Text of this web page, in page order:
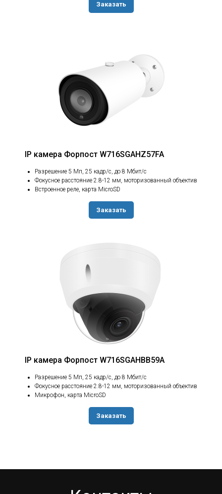
Заказать
IP камера Форпост W716SGAHZ57FA
Разрешение 5 Мп, 25 кадр/с, до 8 Мбит/с
Фокусное расстояние 2.8-12 мм, моторизованный объектив
Встроенное реле, карта MicroSD
Заказать
IP камера Форпост W716SGAHBB59A
Разрешение 5 Мп, 25 кадр/с, до 8 Мбит/с
Фокусное расстояние 2.8-12 мм, моторизованный объектив
Микрофон, карта MicroSD
Заказать